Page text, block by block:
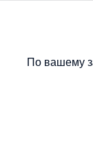
По вашему